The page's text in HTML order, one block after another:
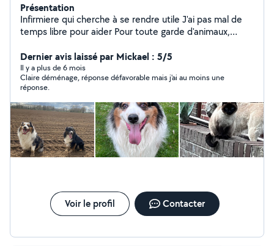
Présentation
Infirmiere qui cherche à se rendre utile J'ai pas mal de
temps libre pour aider Pour toute garde d'animaux,
à votre domicile sauf si mon second chien est absent Je
peux également m'occuper de vos petits bouts de
choux pour certaines occasions (je suis titulaire du BAFA
ainsi que formatrice et anime des colonies de vacances)
Dernier avis laissé par Mickael : 5/5
Il y a plus de 6 mois
Claire déménage, réponse défavorable mais j'ai au moins une
réponse.
Voir le profil Contacter